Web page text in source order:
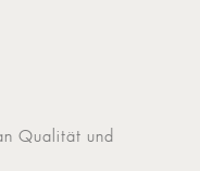
Qualität und